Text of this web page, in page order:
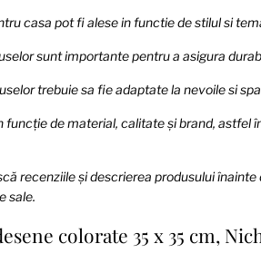
casa pot fi alese in functie de stilul si
sunt importante pentru a asigura
trebuie sa fie adaptate la nevoile si
funcție de material, calitate și brand,
recenziile și descrierea produsului
sale.
colorate 35 x 35 cm,